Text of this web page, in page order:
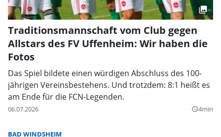
Traditionsmannschaft vom Club gegen
Allstars des FV Uffenheim: Wir haben die
Fotos
Das Spiel bildete einen würdigen Abschluss des 100-
jährigen Vereinsbestehens. Und trotzdem: 8:1 heißt es
am Ende für die FCN-Legenden.
06.07.2026 query_builder4min
BAD WINDSHEIM